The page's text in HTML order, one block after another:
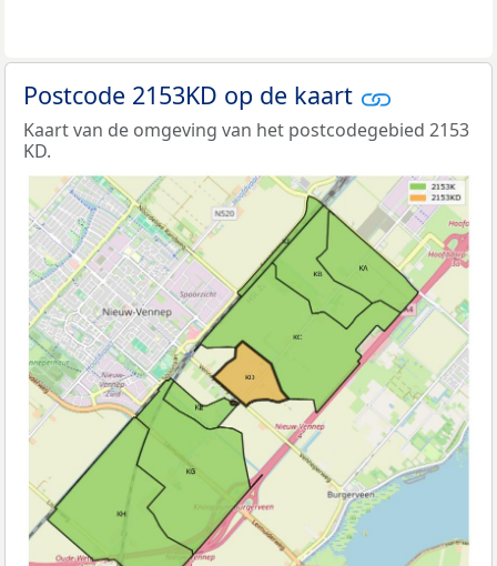
Postcode 2153KD op de kaart
Kaart van de omgeving van het postcodegebied 2153
KD.